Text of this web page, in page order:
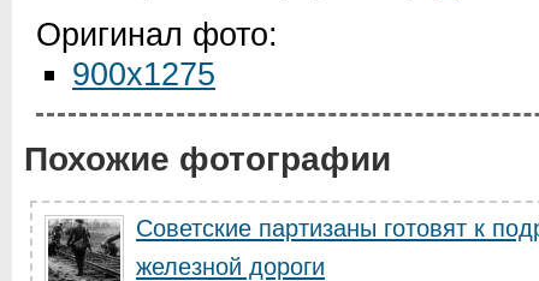
Оригинал фото:
900x1275
Похожие фотографии
Советские партизаны готовят к
железной дороги